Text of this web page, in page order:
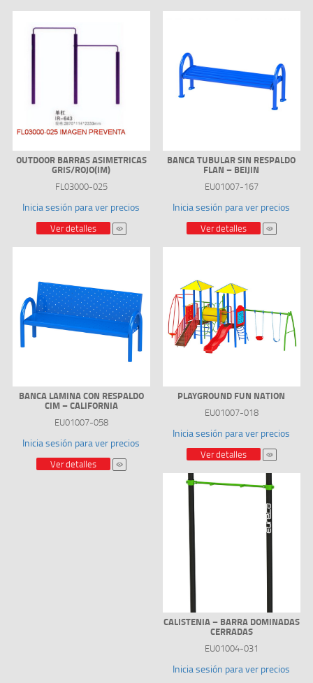
OUTDOOR BARRAS ASIMETRICAS
GRIS/ROJO(IM)
FL03000-025
Inicia sesión para ver precios
Ver detalles
BANCA TUBULAR SIN RESPALDO
FLAN – BEIJIN
EU01007-167
Inicia sesión para ver precios
Ver detalles
BANCA LAMINA CON RESPALDO
CIM – CALIFORNIA
EU01007-058
Inicia sesión para ver precios
Ver detalles
PLAYGROUND FUN NATION
EU01007-018
Inicia sesión para ver precios
Ver detalles
CALISTENIA – BARRA DOMINADAS
CERRADAS
EU01004-031
Inicia sesión para ver precios